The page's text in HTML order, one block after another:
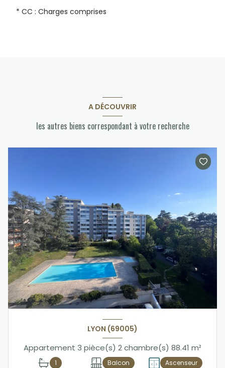
* CC : Charges comprises
A DÉCOUVRIR
les autres biens correspondant à votre recherche
LYON (69005)
Appartement 3 pièce(s) 2 chambre(s) 88.41 m²
1 Balcon Ascenseur